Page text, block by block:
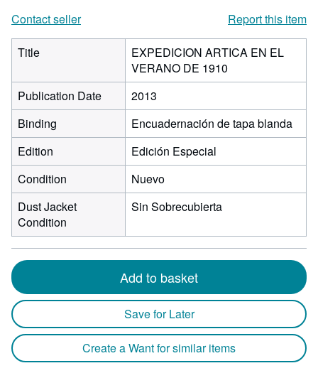
Contact seller
Report this item
Title
EXPEDICION ARTICA EN EL
VERANO DE 1910
Publication Date
2013
Binding
Encuadernación de tapa blanda
Edition
Edición Especial
Condition
Nuevo
Dust Jacket
Condition
Sin Sobrecubierta
Add to basket
Save for Later
Create a Want for similar items